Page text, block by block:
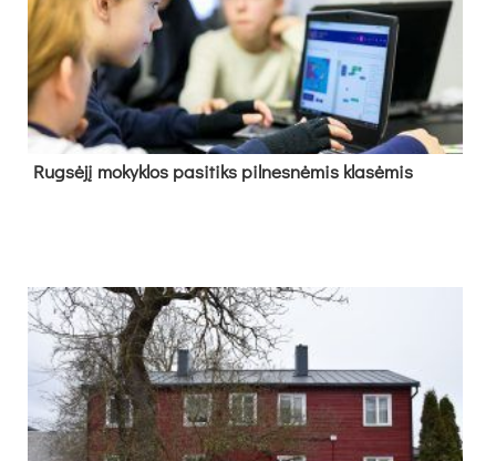
Rug­sė­jį mo­kyk­los pa­si­tiks pil­nes­nė­mis kla­sė­mis